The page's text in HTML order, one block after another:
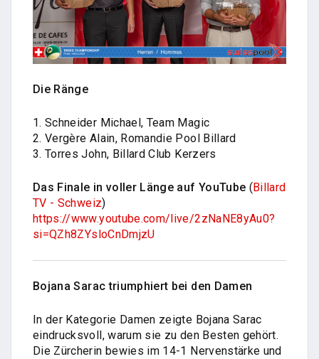
Die Ränge
1. Schneider Michael, Team Magic
2. Vergère Alain, Romandie Pool Billard
3. Torres John, Billard Club Kerzers
Das Finale in voller Länge auf YouTube (Billard
TV - Schweiz)
https://www.youtube.com/live/2zNaNE8yAu0?
si=QZh8ZYsloCnDmjzU
Bojana Sarac triumphiert bei den Damen
In der Kategorie Damen zeigte Bojana Sarac
eindrucksvoll, warum sie zu den Besten gehört.
Die Zürcherin bewies im 14-1 Nervenstärke und